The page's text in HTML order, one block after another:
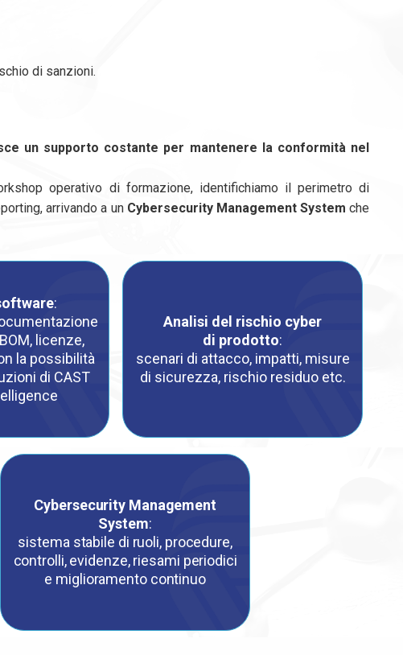
di sanzioni.
un supporto costante per mantenere la conformità nel
operativo di formazione, identifichiamo il perimetro di
arrivando a unCybersecurity Management System che
:
licenze,
la possibilità
di CAST
Analisi del rischio cyber
di prodotto:
scenari di attacco, impatti, misure
di sicurezza, rischio residuo etc.
Cybersecurity Management
System:
sistema stabile di ruoli, procedure,
controlli, evidenze, riesami periodici
e miglioramento continuo